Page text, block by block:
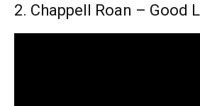
2. Chappell Roan – Good